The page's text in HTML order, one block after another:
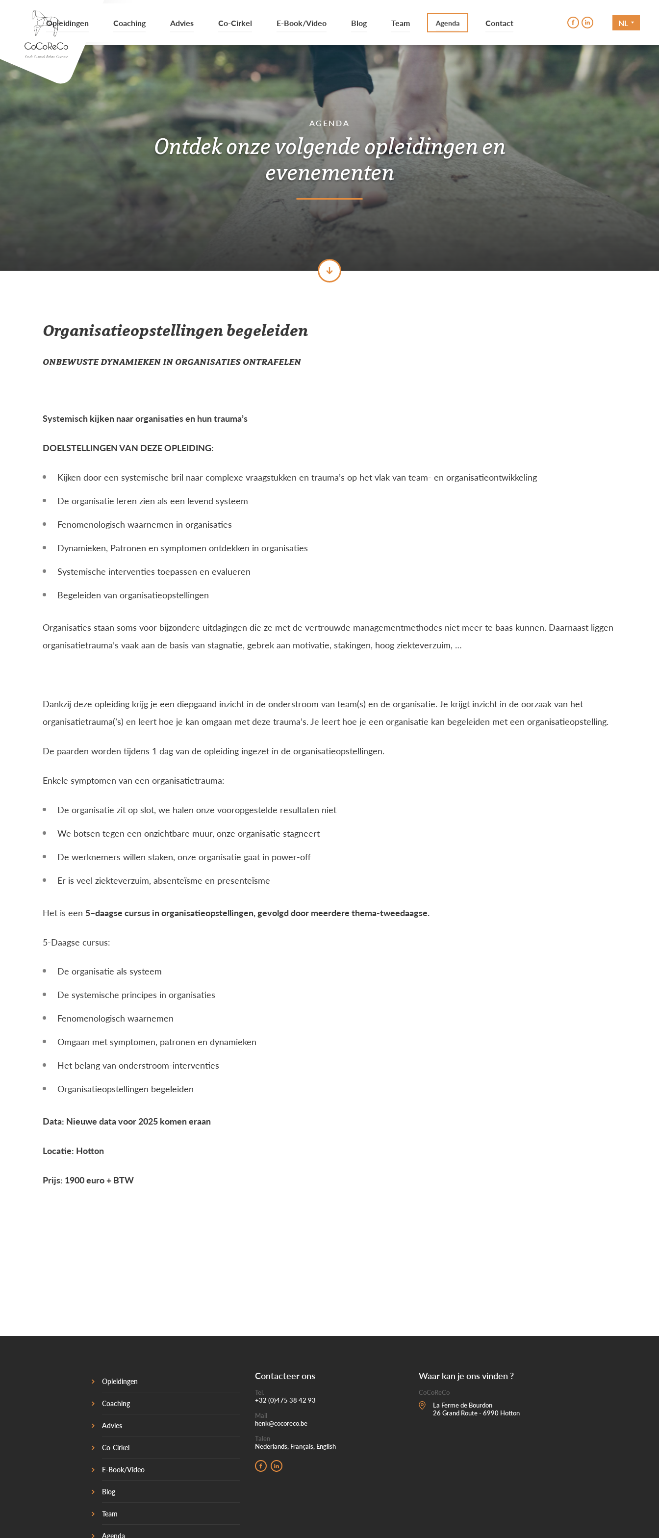
Opleidingen Coaching Advies Co-Cirkel E-Book/Video Blog Team Agenda Contact NL
Ontdek onze volgende opleidingen en
evenementen
AGENDA
Organisatieopstellingen begeleiden
ONBEWUSTE DYNAMIEKEN IN ORGANISATIES ONTRAFELEN
Systemisch kijken naar organisaties en hun trauma’s
DOELSTELLINGEN VAN DEZE OPLEIDING:
Kijken door een systemische bril naar complexe vraagstukken en trauma’s op het vlak van team- en organisatieontwikkeling
De organisatie leren zien als een levend systeem
Fenomenologisch waarnemen in organisaties
Dynamieken, Patronen en symptomen ontdekken in organisaties
Systemische interventies toepassen en evalueren
Begeleiden van organisatieopstellingen
Organisaties staan soms voor bijzondere uitdagingen die ze met de vertrouwde managementmethodes niet meer te baas kunnen. Daarnaast liggen
organisatietrauma’s vaak aan de basis van stagnatie, gebrek aan motivatie, stakingen, hoog ziekteverzuim, …
Dankzij deze opleiding krijg je een diepgaand inzicht in de onderstroom van team(s) en de organisatie. Je krijgt inzicht in de oorzaak van het
organisatietrauma(’s) en leert hoe je kan omgaan met deze trauma’s. Je leert hoe je een organisatie kan begeleiden met een organisatieopstelling.
De paarden worden tijdens 1 dag van de opleiding ingezet in de organisatieopstellingen.
Enkele symptomen van een organisatietrauma:
De organisatie zit op slot, we halen onze vooropgestelde resultaten niet
We botsen tegen een onzichtbare muur, onze organisatie stagneert
De werknemers willen staken, onze organisatie gaat in power-off
Er is veel ziekteverzuim, absenteïsme en presenteïsme
Het is een 5–daagse cursus in organisatieopstellingen, gevolgd door meerdere thema-tweedaagse.
5-Daagse cursus:
De organisatie als systeem
De systemische principes in organisaties
Fenomenologisch waarnemen
Omgaan met symptomen, patronen en dynamieken
Het belang van onderstroom-interventies
Organisatieopstellingen begeleiden
Data: Nieuwe data voor 2025 komen eraan
Locatie: Hotton
Prijs: 1900 euro + BTW
Opleidingen
Coaching
Advies
Co-Cirkel
E-Book/Video
Blog
Team
Agenda
Contacteer ons
Tel.
+32 (0)475 38 42 93
Mail
henk@cocoreco.be
Talen
Nederlands, Français, English
Waar kan je ons vinden ?
CoCoReCo
La Ferme de Bourdon
26 Grand Route - 6990 Hotton